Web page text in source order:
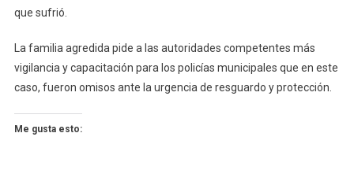
que sufrió.
La familia agredida pide a las autoridades competentes más
vigilancia y capacitación para los policías municipales que en este
caso, fueron omisos ante la urgencia de resguardo y protección.
Me gusta esto: